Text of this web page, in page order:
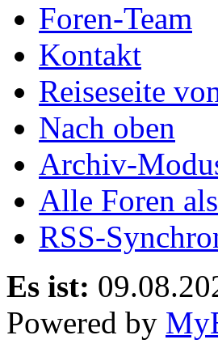
Foren-Team
Kontakt
Reiseseite
Nach oben
Archiv-
Alle Foren
RSS-
Es ist:
Powered by